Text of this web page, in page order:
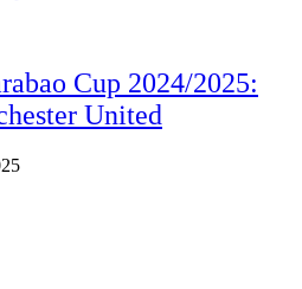
Cup 2024/2025:
United